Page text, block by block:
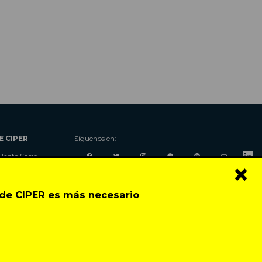
CIPER es más necesario
×
CIPER
Socio
Contacto
Síguenos en: